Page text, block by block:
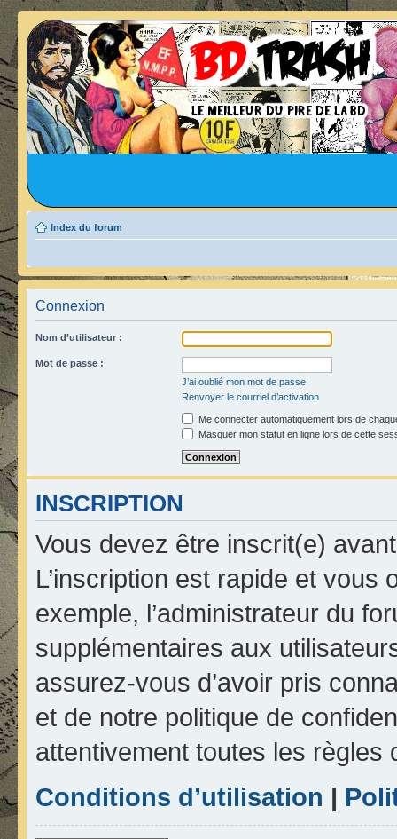
Index du forum
Connexion
Nom d’utilisateur :
Mot de passe :
J’ai oublié mon mot de passe
Renvoyer le courriel d’activation
Me connecter automatiquement lors de
Masquer mon statut en ligne lors de cette
INSCRIPTION
Vous devez être inscrit(e)
L’inscription est rapide et
exemple, l’administrateur du
supplémentaires aux
assurez-vous d’avoir pris
et de notre politique de
attentivement toutes les règles
Conditions d’utilisation |